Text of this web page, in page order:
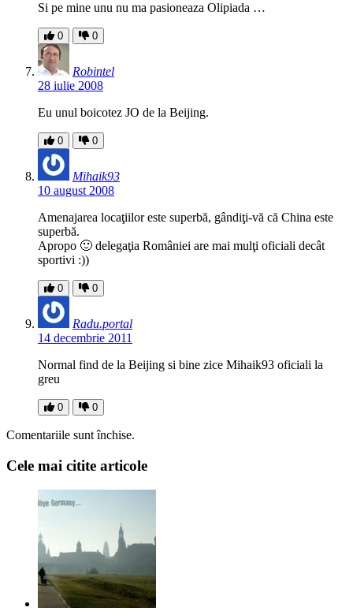
Si pe mine unu nu ma pasioneaza Olipiada …
0 0
Robintel
28 iulie 2008
Eu unul boicotez JO de la Beijing.
0 0
Mihaik93
10 august 2008
Amenajarea locaţiilor este superbă, gândiţi-vă că China este
superbă.
Apropo 🙂 delegaţia României are mai mulţi oficiali decât
sportivi :))
0 0
Radu.portal
14 decembrie 2011
Normal find de la Beijing si bine zice Mihaik93 oficiali la
greu
0 0
Comentariile sunt închise.
Cele mai citite articole